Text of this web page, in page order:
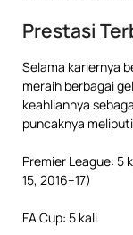
Prestasi
Selama kariernya
meraih berbagai
keahliannya
puncaknya
Premier League: 5
15, 2016–17)
FA Cup: 5 kali